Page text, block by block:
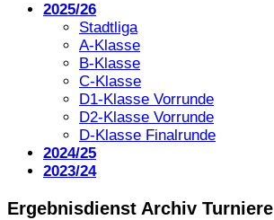
2025/26
Stadtliga
A-Klasse
B-Klasse
C-Klasse
D1-Klasse Vorrunde
D2-Klasse Vorrunde
D-Klasse Finalrunde
2024/25
2023/24
Ergebnisdienst Archiv Turniere